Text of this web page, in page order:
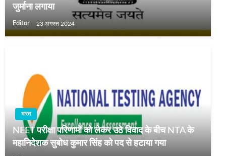
जुर्माना लगाया
Editor 23 अगस्त 2024
भारत
NEET परीक्षा परिणामों को लेकर उठे विवाद के बीच NTA के
महानिदेशक सुबोध कुमार सिंह को पद से हटाया गया